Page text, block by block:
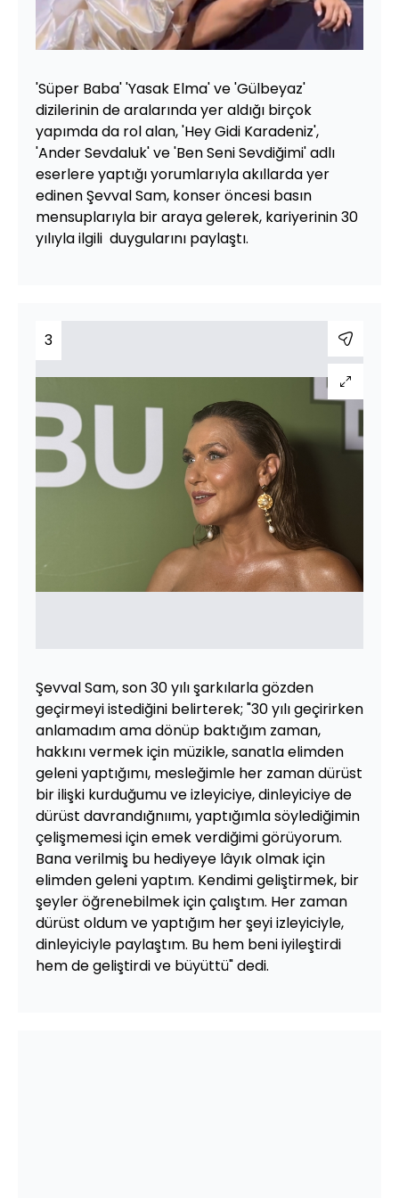
'Süper Baba' 'Yasak Elma' ve 'Gülbeyaz'
dizilerinin de aralarında yer aldığı birçok
yapımda da rol alan, 'Hey Gidi Karadeniz',
'Ander Sevdaluk' ve 'Ben Seni Sevdiğimi' adlı
eserlere yaptığı yorumlarıyla akıllarda yer
edinen Şevval Sam, konser öncesi basın
mensuplarıyla bir araya gelerek, kariyerinin 30
yılıyla ilgili duygularını paylaştı.
3
Şevval Sam, son 30 yılı şarkılarla gözden
geçirmeyi istediğini belirterek; "30 yılı geçirirken
anlamadım ama dönüp baktığım zaman,
hakkını vermek için müzikle, sanatla elimden
geleni yaptığımı, mesleğimle her zaman dürüst
bir ilişki kurduğumu ve izleyiciye, dinleyiciye de
dürüst davrandığnıımı, yaptığımla söylediğimin
çelişmemesi için emek verdiğimi görüyorum.
Bana verilmiş bu hediyeye lâyık olmak için
elimden geleni yaptım. Kendimi geliştirmek, bir
şeyler öğrenebilmek için çalıştım. Her zaman
dürüst oldum ve yaptığım her şeyi izleyiciyle,
dinleyiciyle paylaştım. Bu hem beni iyileştirdi
hem de geliştirdi ve büyüttü" dedi.